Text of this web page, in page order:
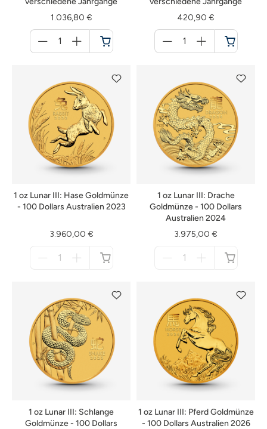
1.036,80 €
für
Warenkorb
420,90 €
für
Warenkorb
1 oz Lunar III: Hase Goldmünze
- 100 Dollars Australien 2023
3.960,00 €
1 oz Lunar III: Drache
Goldmünze - 100 Dollars
Australien 2024
3.975,00 €
1 oz Lunar III: Schlange
Goldmünze - 100 Dollars
1 oz Lunar III: Pferd Goldmünze
- 100 Dollars Australien 2026